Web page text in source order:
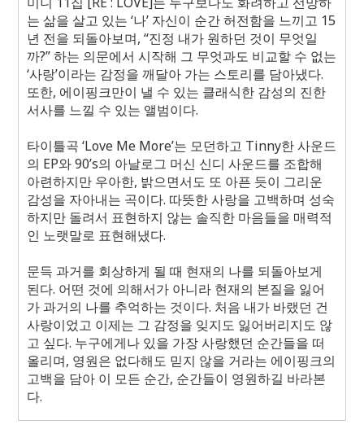
는 삶을 살고 있는 ‘나’ 자신이 순간 허전함을 느끼고 15
년 전을 되돌아보며, “진정 내가 원하던 것이 무엇일
까?” 하는 의문에서 시작해 그 무엇과도 비교할 수 없는
‘사랑’이라는 감정을 깨달아 가는 스토리를 담아냈다.
또한, 에이핑크만이 낼 수 있는 클래식한 감성의 진한
서사를 느낄 수 있는 앨범이다.
타이틀곡 ‘Love Me More’는 모던하고 Tinny한 사운드
의 EP와90’s의 아날로그 머신 신디 사운드를 조합해
아련하지만 우아한, 밝으면서도 또 아픈 듯이 그리운
감성을 자아내는 곡이다. 따뜻한 사랑을 고백하며 성숙
하지만 돌려서 표현하지 않는 솔직한 마음들을 매력적
인 노랫말로 표현해냈다.
문득 과거를 회상하게 될 때 현재의 나를 되돌아보게
된다. 어떤 것에 의해서가 아니라 현재의 본질을 잃어
가 과거의 나를 추억하는 것이다. 처음 내가 바랬던 건
사랑이었고 이제는 그 감정을 잊지도 잃어버리지도 않
고 싶다. 누구에게나 있을 가장 사랑했던 순간들을 떠
올리며, 영원은 없다해도 믿지 않을 거라는 에이핑크의
고백을 담아 이 모든 순간, 순간들이 영원하길 바라본
다.